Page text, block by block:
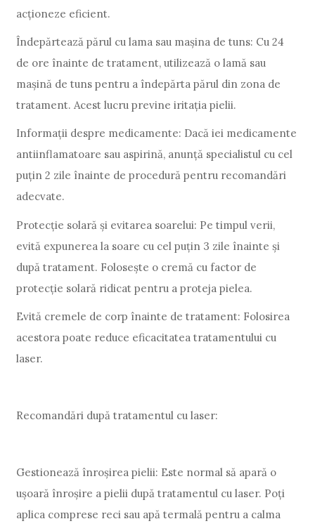
acționeze eficient.
Îndepărtează părul cu lama sau mașina de tuns: Cu 24
de ore înainte de tratament, utilizează o lamă sau
mașină de tuns pentru a îndepărta părul din zona de
tratament. Acest lucru previne iritația pielii.
Informații despre medicamente: Dacă iei medicamente
antiinflamatoare sau aspirină, anunță specialistul cu cel
puțin 2 zile înainte de procedură pentru recomandări
adecvate.
Protecție solară și evitarea soarelui: Pe timpul verii,
evită expunerea la soare cu cel puțin 3 zile înainte și
după tratament. Folosește o cremă cu factor de
protecție solară ridicat pentru a proteja pielea.
Evită cremele de corp înainte de tratament: Folosirea
acestora poate reduce eficacitatea tratamentului cu
laser.
Recomandări după tratamentul cu laser:
Gestionează înroșirea pielii: Este normal să apară o
ușoară înroșire a pielii după tratamentul cu laser. Poți
aplica comprese reci sau apă termală pentru a calma